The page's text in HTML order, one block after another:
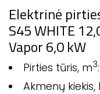
Elektrinė
S45 WHITE
Vapor 6,0 kW
Pirties tūris, m3:
Akmenų kiekis,